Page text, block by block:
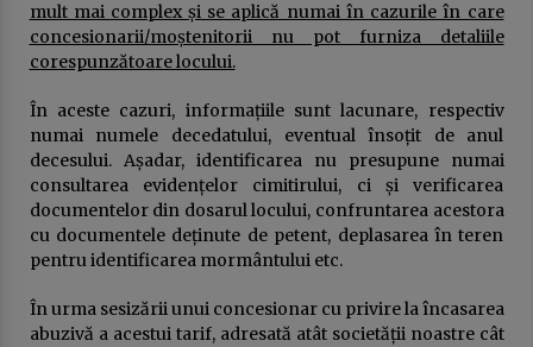
DOCUMENTUL austerităţii. Guvernul taie
salariile, urmează concedieri masive,
concursuri pe post şi indicatori de
Deputatul Bogdan Toader (PSD): „Românii au
nevoie de o piață RCA corectă și echilibrată!”
14 octombrie 2025
Președintele Consiliului Județean Prahova,
Virgiliu Nanu, convoacă la consultări liderii
9 septembrie 2025
mult mai complex și se aplică numai în cazurile în care
concesionarii/moștenitorii nu pot furniza detaliile
corespunzătoare locului.
În aceste cazuri, informațiile sunt lacunare, respectiv
numai numele decedatului, eventual însoțit de anul
decesului. Așadar, identificarea nu presupune numai
consultarea evidențelor cimitirului, ci și verificarea
documentelor din dosarul locului, confruntarea acestora
cu documentele deținute de petent, deplasarea în teren
pentru identificarea mormântului etc.
În urma sesizării unui concesionar cu privire la încasarea
abuzivă a acestui tarif, adresată atât societății noastre cât